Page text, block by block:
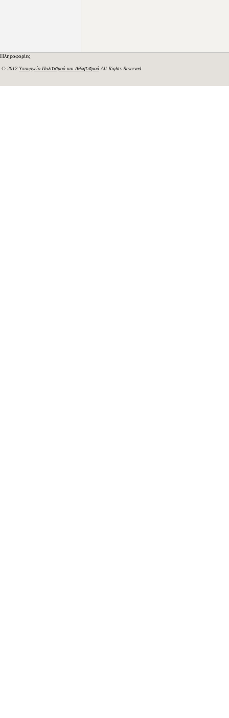
Πληροφορίες
© 2012 Υπουργείο Πολιτισμού και Αθλητισμού All Rights Reserved